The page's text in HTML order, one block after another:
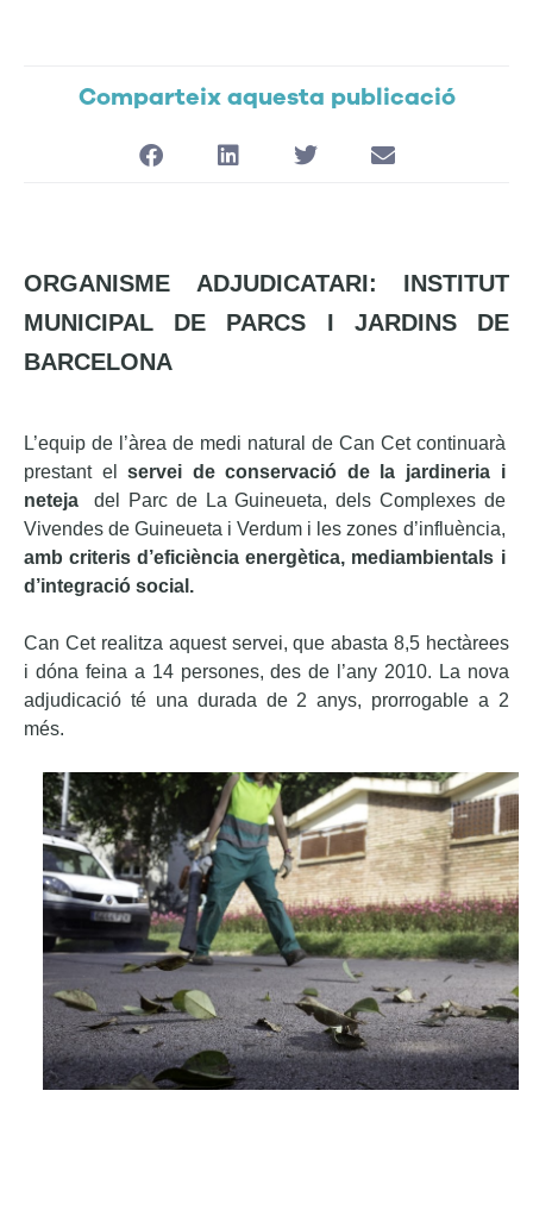
Comparteix aquesta publicació
ORGANISME ADJUDICATARI: INSTITUT
MUNICIPAL DE PARCS I JARDINS DE
BARCELONA
L’equip de l’àrea de medi natural de Can Cet continuarà
prestant elservei de conservació de la jardineria i
neteja del Parc de La Guineueta, dels Complexes de
Vivendes de Guineueta i Verdum i les zones d’influència,
amb criteris d’eficiència energètica, mediambientals i
d’integració social.
Can Cet realitza aquest servei, que abasta 8,5 hectàrees
i dóna feina a 14 persones, des de l’any 2010. La nova
adjudicació té una durada de 2 anys, prorrogable a 2
més.